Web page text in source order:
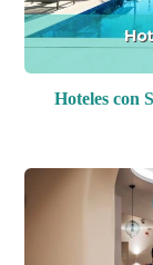
Hoteles con